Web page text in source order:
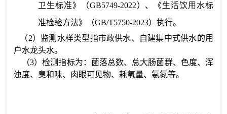
卫生标准》（GB5749-2022）、《生活饮用水标
准检验方法》（GB/T5750-2023）执行。
（2）监测水样类型指市政供水、自建集中式供水的用
户水龙头水。
（3）检测指标为：菌落总数、总大肠菌群、色度、浑
浊度、臭和味、肉眼可见物、耗氧量、氨氮等。